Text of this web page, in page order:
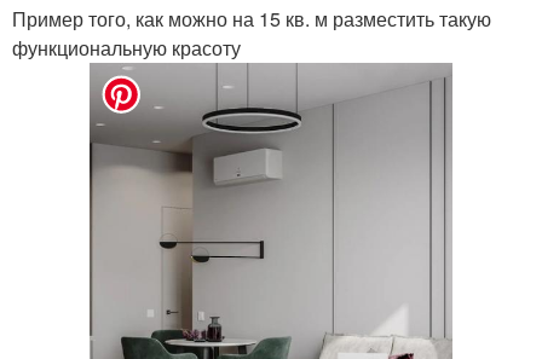
Пример того, как можно на 15 кв. м разместить такую
функциональную красоту